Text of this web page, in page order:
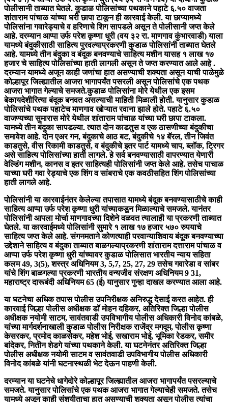
पोलीसानी ताब्यात घेतले. कुडाळ पोलिसांच्या पथकाने पहाटे ६.५० वाजता
शांताराम पांचाळ यांच्या घरी छापा टाकून ही कारवाई केली. या छाप्यामध्ये
पोलिसांना गवारेड्याचे व हरिणाचे शिग सापडले असून ते पोलीसानी जप्त केले
आहे. दरम्यान आप्पा उर्फ परेश कृष्णा धुरी (वय ३२ रा. माणगाव कुंभारवाडी) याला
यामध्ये बंदुकीसाठी साहित्य पुरवल्याप्रकरणी कुडाळ पोलिसांनी ताब्यात घेतले
आहे. यामध्ये तीन बंदुका व बंदूक बनवण्याचे साहित्य मशीन यासह १ लाख १७
हजार चे साहित्य पोलिसांच्या हाती लागली असून ते जप्त करण्यात आले आहे .
दरम्यान यामध्ये अजून काही जणांचा हात असण्याची शक्यता असून याची पाळेमुळे
कोल्हापूर जिल्ह्यातील आजरा भागापर्यंत पसरली असून पोलिसांचे एक पथक
आजरा भागात गेल्याचे समजते.कुडाळ पोलिसांना मोरे येथील एक इसम
बेकायदेशीरित्या बंदूक बनवत असल्याची माहिती मिळाली होती. यानुसार कुडाळ
पोलिसांचे पथक पहाटेच माणगाव खोऱ्यात रवाना झाले होते. पहाटे ६.५०
वाजण्यच्या सुमारास मोरे येथील शांताराम पांचाळ यांच्या घरी छापा टाकला.
यामध्ये तीन बंदुका सापडल्या. त्यात दोन काडतुस व एक ठासणीच्या बंदुकीचा
समावेश आहे. दोन एअर गन, बंदुकाचे आठ बट, बंदुकीचे १४ बॅरल, तीन जिवंत
काडतुसे, वीस रिकामी काडतुसे, व बंदुकीचे इतर पार्ट यामध्ये चाप, ब्लॉक, ट्रिगर
असे साहित्य पोलिसांच्या हाती लागले. हे सर्व बनवण्यासाठी वापरण्यात येणारी
वेल्डिंग मशीन, कानस व इतर साहित्यही पोलिसांनी जप्त केले आहे. तसेच पाचाळ
याच्या घरी गवा रेड्याचे एक शिंग व सांबराचे एक कवठीसहित शिंग पोलिसांच्या
हाती लागले आहे.
पोलिसांनी या कारवाईनंतर केलेल्या तपासात यामध्ये बंदूक बनवण्यासाठीचे काही
साहित्य आप्पा उर्फ परेश कृष्णा धुरी यांच्याकडून मिळाल्याचे समजले. यानंतर
पोलिसांनी आपला मोर्चा माणगावच्या दिशेने वळवत त्यालाही या प्रकरणी ताब्यात
घेतले. या कारवाईमध्ये पोलिसांनी सुमारे १ लाख १७ हजार ५७० रुपयाचे
साहित्य जप्त केले आहे. संगनमताने कोणत्याही परवान्याशिवाय बंदूक बनवण्याच्या
उद्देशाने साहित्य व बंदुका ताब्यात बाळगल्याप्रकरणी शांताराम दत्ताराम पांचाळ व
आप्पा उर्फ परेश कृष्णा धुरी यांच्यावर कुडाळ पोलिसात भारतीय न्याय सहिता
कलम 49, 3(5), शस्त्र अधिनियम 3, 5,7, 25, 27, 29 तसेच गवारेडा व सांबर
यांचे शिंग बाळगल्या प्रकरणी भारतीय वन्यजीव संरक्षण अधिनियम 9 31,
महाराष्ट्र दारूबंदी अधिनियम 65 (ई) यानुसार गुन्हा दाखल करण्यात आला आहे.
या घटनेचा अधिक तपास पोलीस उपनिरीक्षक अनिरुद्ध देसाई करत आहेत. ही
कारवाई जिल्हा पोलीस अधीक्षक डॉ मोहन दहिकर, अतिरिक्त जिल्हा पोलीस
अधीक्षक नयोमी साटम, सावंतवाडी उपविभागीय पोलीस अधिकारी विनोद कांबळे,
यांच्या मार्गदर्शनाखाली कुडाळ पोलीस निरीक्षक राजेंद्र मगदूम, पोलीस कृष्णा
केसरकर, प्रमोद काळसेकर, महेश भोई, सखाराम भोई, भूमिका रेडकर, समीर
बांदेकर, नितीन शेडगे यांच्या पथकाने केली. या घटनेनंतर अतिरिक्त जिल्हा
पोलीस अधीक्षक नयोमी साटम व सावंतवाडी उपविभागीय पोलीस अधिकारी
विनोद कांबळे यांनी घटनास्थळी भेट देऊन पाहणी केली.
दरम्यान या घटनेचे धागेदोरे कोल्हापूर जिल्ह्यातील आजरा भागापर्यंत पसरल्याचे
समजते. यानुसार पोलिसांचे एक पथक आजरा भागात गेल्याचेही समजते. तसेच
यामध्ये अजून काही संशयीताचा हात असण्याची शक्यता असून पोलीस त्यांचा